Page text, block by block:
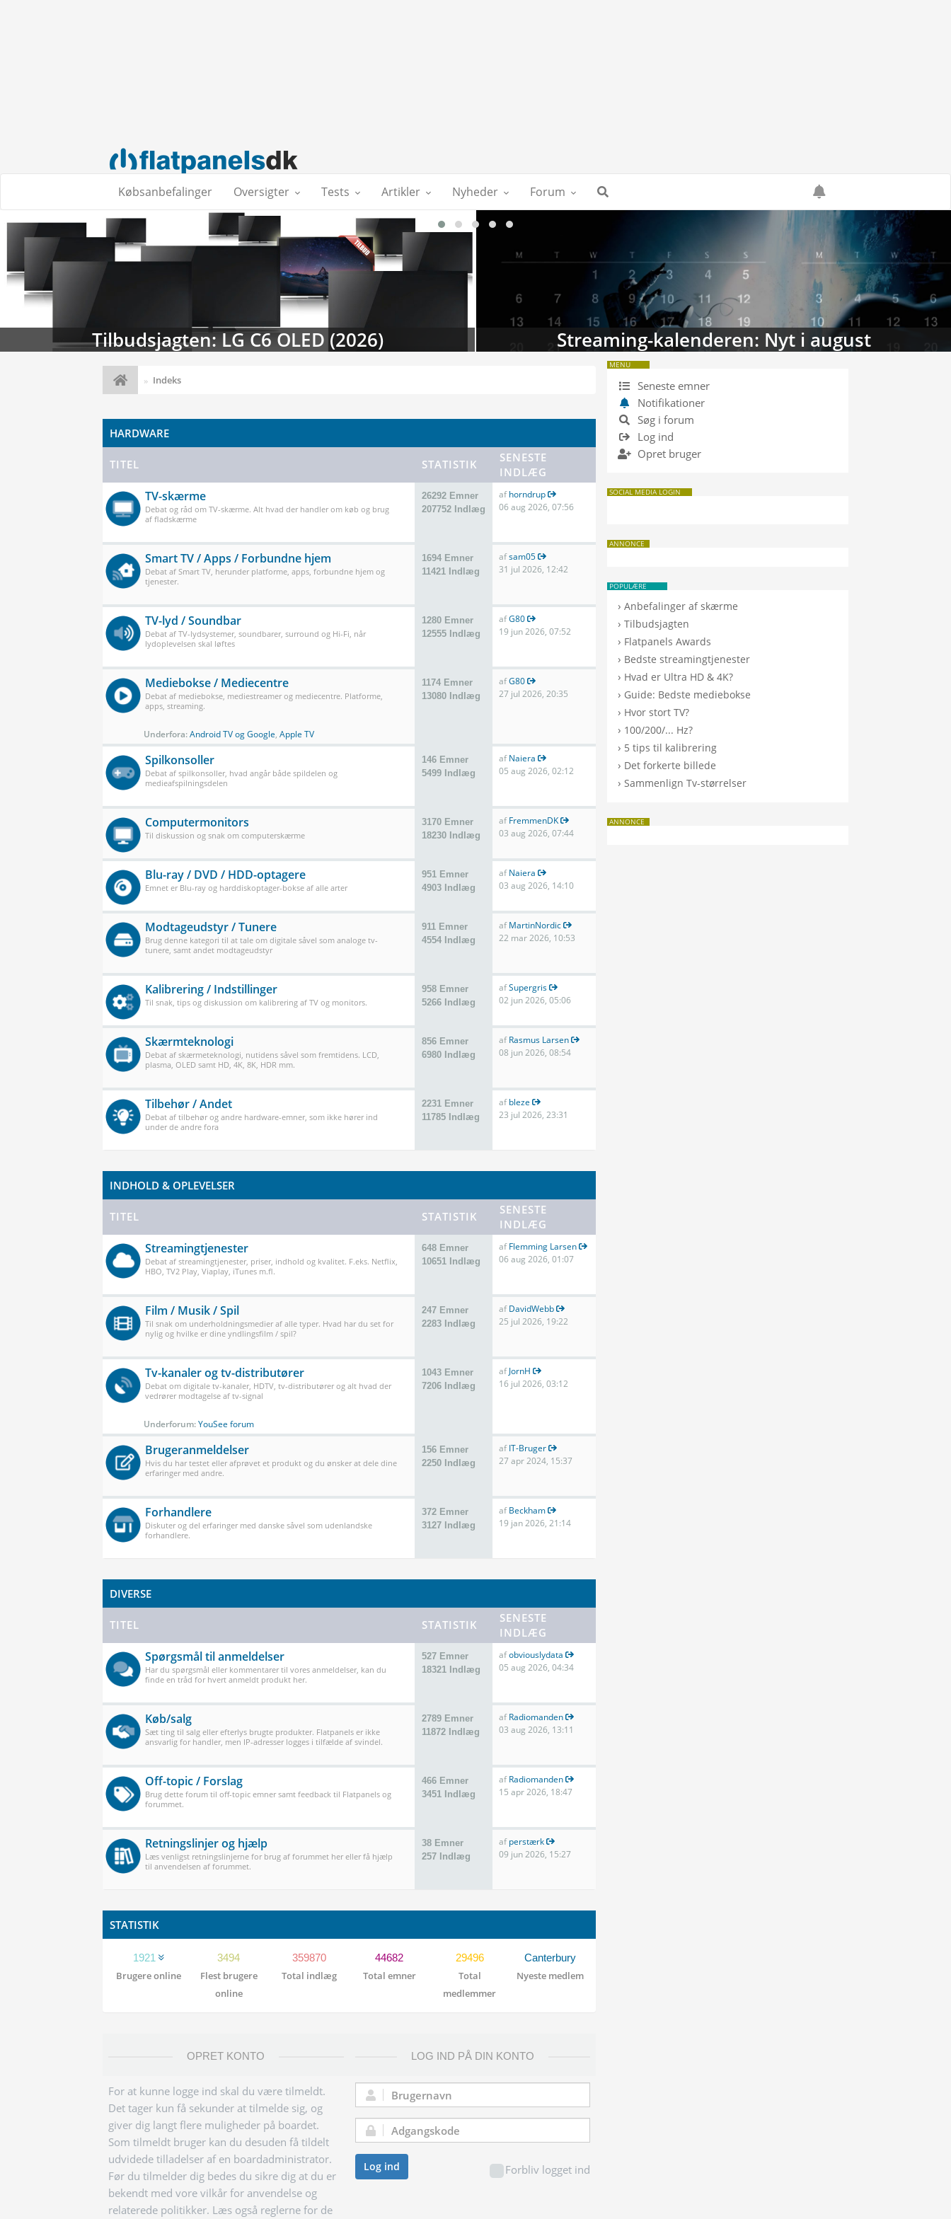
Købsanbefalinger Oversigter Tests Artikler Nyheder Forum
Streaming-kalenderen: Nyt i august TV-databasen: Sammenlign TV
Indeks
HARDWARE
TITEL STATISTIK
SENESTE
INDLÆG
TV-skærme
Debat og råd om TV-skærme. Alt hvad der handler om køb og brug
af fladskærme
26292 Emner
207752 Indlæg
afhorndrup
06 aug 2026, 07:56
Smart TV / Apps / Forbundne hjem
Debat af Smart TV, herunder platforme, apps, forbundne hjem og
tjenester.
1694 Emner
11421 Indlæg
afsam05
31 jul 2026, 12:42
TV-lyd / Soundbar
Debat af TV-lydsystemer, soundbarer, surround og Hi-Fi, når
lydoplevelsen skal løftes
1280 Emner
12555 Indlæg
afG80
19 jun 2026, 07:52
Mediebokse / Mediecentre
Debat af mediebokse, mediestreamer og mediecentre. Platforme,
apps, streaming.
Underfora:Android TV og Google, Apple TV
1174 Emner
13080 Indlæg
afG80
27 jul 2026, 20:35
Spilkonsoller
Debat af spilkonsoller, hvad angår både spildelen og
medieafspilningsdelen
146 Emner
5499 Indlæg
afNaiera
05 aug 2026, 02:12
Computermonitors
Til diskussion og snak om computerskærme
3170 Emner
18230 Indlæg
afFremmenDK
03 aug 2026, 07:44
Blu-ray / DVD / HDD-optagere
Emnet er Blu-ray og harddiskoptager-bokse af alle arter
951 Emner
4903 Indlæg
afNaiera
03 aug 2026, 14:10
Modtageudstyr / Tunere
Brug denne kategori til at tale om digitale såvel som analoge tv-
tunere, samt andet modtageudstyr
911 Emner
4554 Indlæg
afMartinNordic
22 mar 2026, 10:53
Kalibrering / Indstillinger
Til snak, tips og diskussion om kalibrering af TV og monitors.
958 Emner
5266 Indlæg
afSupergris
02 jun 2026, 05:06
Skærmteknologi
Debat af skærmeteknologi, nutidens såvel som fremtidens. LCD,
plasma, OLED samt HD, 4K, 8K, HDR mm.
856 Emner
6980 Indlæg
afRasmus Larsen
08 jun 2026, 08:54
Tilbehør / Andet
Debat af tilbehør og andre hardware-emner, som ikke hører ind
under de andre fora
2231 Emner
11785 Indlæg
afbleze
23 jul 2026, 23:31
INDHOLD & OPLEVELSER
TITEL STATISTIK
SENESTE
INDLÆG
Streamingtjenester
Debat af streamingtjenester, priser, indhold og kvalitet. F.eks. Netflix,
HBO, TV2 Play, Viaplay, iTunes m.fl.
648 Emner
10651 Indlæg
afFlemming Larsen
06 aug 2026, 01:07
Film / Musik / Spil
Til snak om underholdningsmedier af alle typer. Hvad har du set for
nylig og hvilke er dine yndlingsfilm / spil?
247 Emner
2283 Indlæg
afDavidWebb
25 jul 2026, 19:22
Tv-kanaler og tv-distributører
Debat om digitale tv-kanaler, HDTV, tv-distributører og alt hvad der
vedrører modtagelse af tv-signal
Underforum:YouSee forum
1043 Emner
7206 Indlæg
afJornH
16 jul 2026, 03:12
Brugeranmeldelser
Hvis du har testet eller afprøvet et produkt og du ønsker at dele dine
erfaringer med andre.
156 Emner
2250 Indlæg
afIT-Bruger
27 apr 2024, 15:37
Forhandlere
Diskuter og del erfaringer med danske såvel som udenlandske
forhandlere.
372 Emner
3127 Indlæg
afBeckham
19 jan 2026, 21:14
DIVERSE
TITEL STATISTIK
SENESTE
INDLÆG
Spørgsmål til anmeldelser
Har du spørgsmål eller kommentarer til vores anmeldelser, kan du
finde en tråd for hvert anmeldt produkt her.
527 Emner
18321 Indlæg
afobviouslydata
05 aug 2026, 04:34
Køb/salg
Sæt ting til salg eller efterlys brugte produkter. Flatpanels er ikke
ansvarlig for handler, men IP-adresser logges i tilfælde af svindel.
2789 Emner
11872 Indlæg
afRadiomanden
03 aug 2026, 13:11
Off-topic / Forslag
Brug dette forum til off-topic emner samt feedback til Flatpanels og
forummet.
466 Emner
3451 Indlæg
afRadiomanden
15 apr 2026, 18:47
Retningslinjer og hjælp
Læs venligst retningslinjerne for brug af forummet her eller få hjælp
til anvendelsen af forummet.
38 Emner
257 Indlæg
afperstærk
09 jun 2026, 15:27
STATISTIK
1921
Brugere online
3494
Flest brugere
online
359870
Total indlæg
44682
Total emner
29496
Total
medlemmer
Canterbury
Nyeste medlem
OPRET KONTO
For at kunne logge ind skal du være tilmeldt.
Det tager kun få sekunder at tilmelde sig, og
giver dig langt flere muligheder på boardet.
Som tilmeldt bruger kan du desuden få tildelt
udvidede tilladelser af en boardadministrator.
Før du tilmelder dig bedes du sikre dig at du er
bekendt med vore vilkår for anvendelse og
relaterede politikker. Læs også reglerne for de
LOG IND PÅ DIN KONTO
Brugernavn:
Adgangskode:
Forbliv logget ind
Log ind
MENU
Seneste emner
Notifikationer
Søg i forum
Log ind
Opret bruger
SOCIAL MEDIA LOGIN
ANNONCE
POPULÆRE
›Anbefalinger af skærme
›Tilbudsjagten
› Flatpanels Awards
› Bedste streamingtjenester
› Hvad er Ultra HD & 4K?
› Guide: Bedste mediebokse
› Hvor stort TV?
› 100/200/... Hz?
› 5 tips til kalibrering
› Det forkerte billede
›Sammenlign Tv-størrelser
ANNONCE